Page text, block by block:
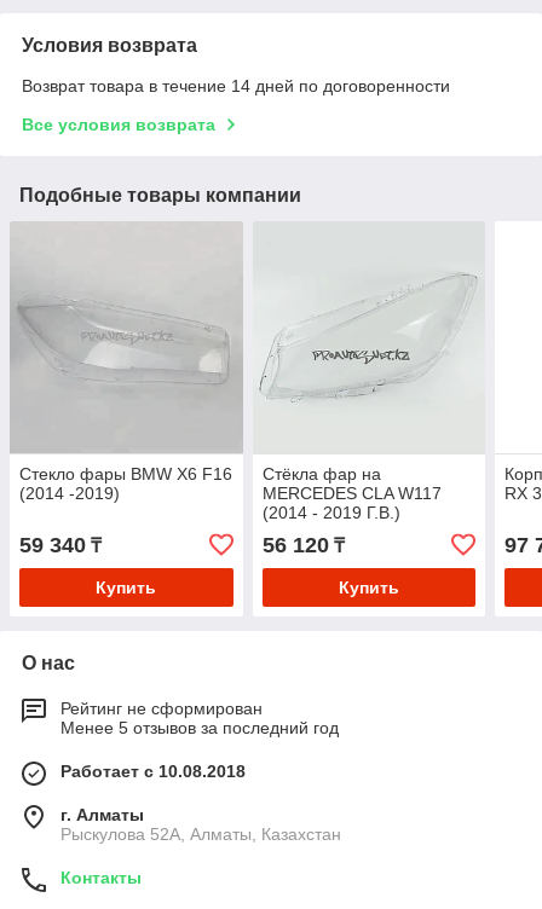
Условия возврата
Возврат товара в течение 14 дней по договоренности
Все условия возврата
Подобные товары компании
Стекло фары BMW X6 F16
(2014 -2019)
59 340 ₸
Купить
Стёкла фар на
MERCEDES CLA W117
(2014 - 2019 Г.В.)
56 120₸
Купить
RX
97
О нас
Рейтинг не сформирован
Менее 5 отзывов за последний год
Работает с 10.08.2018
г. Алматы
Рыскулова 52А, Алматы, Казахстан
Контакты